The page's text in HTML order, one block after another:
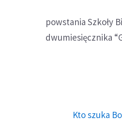
powstania Szkoły
dwumiesięcznika
Kto szuka